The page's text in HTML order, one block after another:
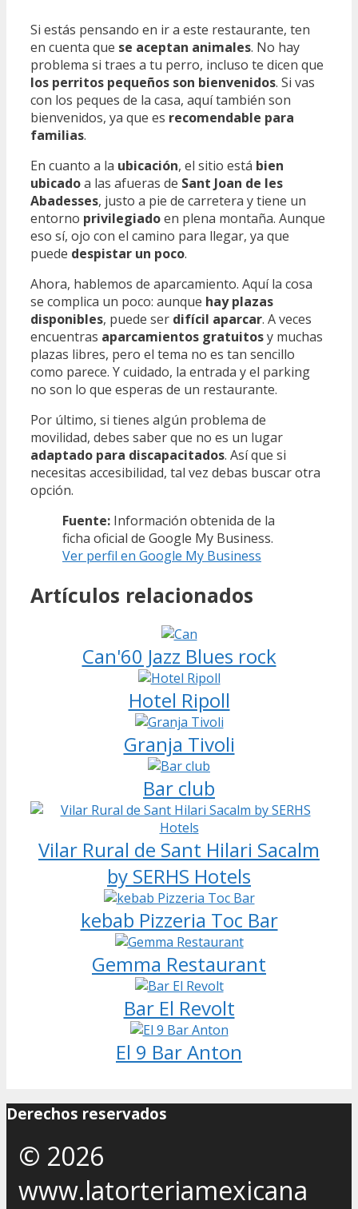
Si estás pensando en ir a este restaurante, ten
en cuenta que se aceptan animales. No hay
problema si traes a tu perro, incluso te dicen que
los perritos pequeños son bienvenidos. Si vas
con los peques de la casa, aquí también son
bienvenidos, ya que es recomendable para
familias.
En cuanto a la ubicación, el sitio está bien
ubicadoa las afueras de Sant Joan de les
Abadesses, justo a pie de carretera y tiene un
entorno privilegiadoen plena montaña. Aunque
eso sí, ojo con el camino para llegar, ya que
puede despistar un poco.
Ahora, hablemos de aparcamiento. Aquí la cosa
se complica un poco: aunque hay plazas
disponibles, puede ser difícil aparcar. A veces
encuentras aparcamientos gratuitosy muchas
plazas libres, pero el tema no es tan sencillo
como parece. Y cuidado, la entrada y el parking
no son lo que esperas de un restaurante.
Por último, si tienes algún problema de
movilidad, debes saber que no es un lugar
adaptado para discapacitados. Así que si
necesitas accesibilidad, tal vez debas buscar otra
opción.
Fuente: Información obtenida de la
ficha oficial de Google My Business.
Ver perfil en Google My Business
Artículos relacionados
Can'60 Jazz Blues rock
Hotel Ripoll
Granja Tivoli
Bar club
Vilar Rural de Sant Hilari Sacalm
by SERHS Hotels
kebab Pizzeria Toc Bar
Gemma Restaurant
Bar El Revolt
El 9 Bar Anton
Derechos reservados
© 2026
www.latorteriamexicana